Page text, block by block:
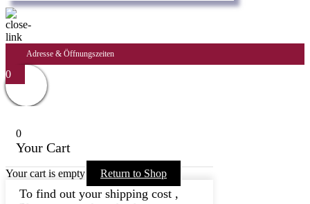
Adresse & Öffnungszeiten
0
0
Your Cart
Your cart is empty Return to Shop
To find out your shipping cost ,